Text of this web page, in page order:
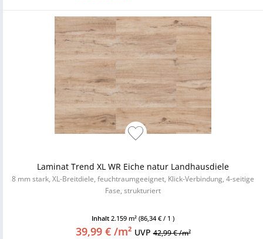
Laminat Trend XL WR Eiche natur Landhausdiele
8 mm stark, XL-Breitdiele, feuchtraumgeeignet, Klick-Verbindung, 4-seitige
Fase, strukturiert
Inhalt 2.159 m² (86,34 € / 1 )
39,99 € /m² UVP42,99 € /m²